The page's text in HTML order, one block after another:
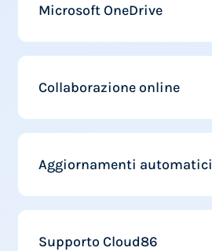
Microsoft OneDrive
Collaborazione online
Aggiornamenti automatici
Supporto Cloud86